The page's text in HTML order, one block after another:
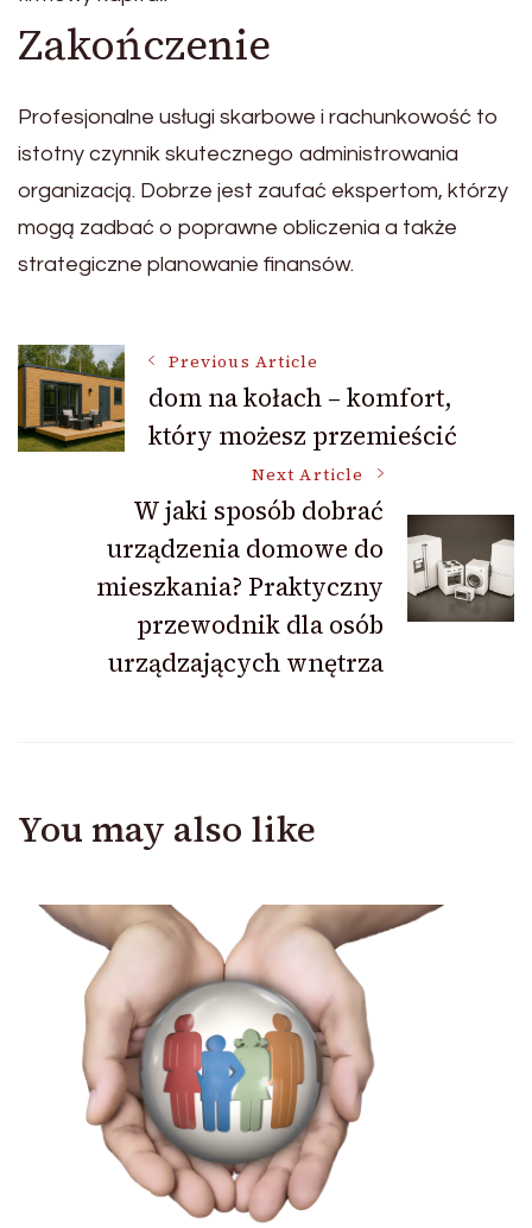
Zakończenie
Profesjonalne usługi skarbowe i rachunkowość to
istotny czynnik skutecznego administrowania
organizacją. Dobrze jest zaufać ekspertom, którzy
mogą zadbać o poprawne obliczenia a także
strategiczne planowanie finansów.
Post
Navigation
Previous Article
dom na kołach – komfort,
który możesz przemieścić
Next Article
W jaki sposób dobrać
urządzenia domowe do
mieszkania? Praktyczny
przewodnik dla osób
urządzających wnętrza
You may also like